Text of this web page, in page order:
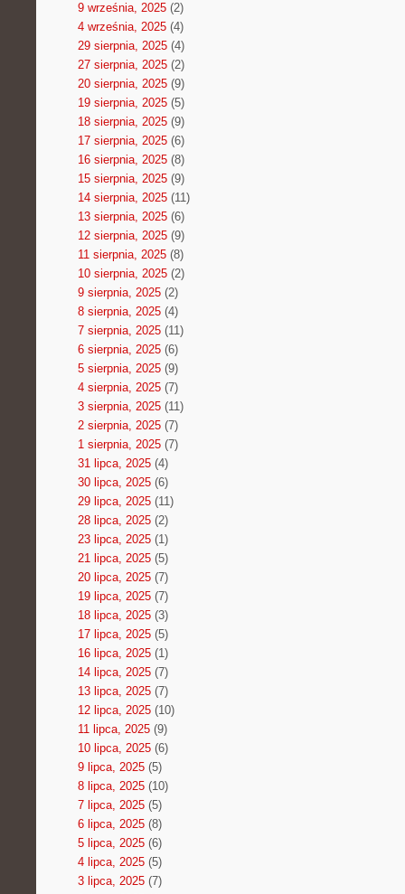
9 września, 2025(2)
4 września, 2025(4)
29 sierpnia, 2025(4)
27 sierpnia, 2025(2)
20 sierpnia, 2025(9)
19 sierpnia, 2025(5)
18 sierpnia, 2025(9)
17 sierpnia, 2025(6)
16 sierpnia, 2025(8)
15 sierpnia, 2025(9)
14 sierpnia, 2025(11)
13 sierpnia, 2025(6)
12 sierpnia, 2025(9)
11 sierpnia, 2025(8)
10 sierpnia, 2025(2)
9 sierpnia, 2025(2)
8 sierpnia, 2025(4)
7 sierpnia, 2025(11)
6 sierpnia, 2025(6)
5 sierpnia, 2025(9)
4 sierpnia, 2025(7)
3 sierpnia, 2025(11)
2 sierpnia, 2025(7)
1 sierpnia, 2025(7)
31 lipca, 2025(4)
30 lipca, 2025(6)
29 lipca, 2025(11)
28 lipca, 2025(2)
23 lipca, 2025(1)
21 lipca, 2025(5)
20 lipca, 2025(7)
19 lipca, 2025(7)
18 lipca, 2025(3)
17 lipca, 2025(5)
16 lipca, 2025(1)
14 lipca, 2025(7)
13 lipca, 2025(7)
12 lipca, 2025(10)
11 lipca, 2025(9)
10 lipca, 2025(6)
9 lipca, 2025(5)
8 lipca, 2025(10)
7 lipca, 2025(5)
6 lipca, 2025(8)
5 lipca, 2025(6)
4 lipca, 2025(5)
3 lipca, 2025(7)